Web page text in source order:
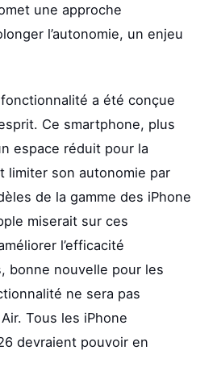
une approche
l’autonomie, un enjeu
fonctionnalité a été conçue
Ce smartphone, plus
espace réduit pour la
limiter son autonomie par
de la gamme des iPhone
miserait sur ces
l’efficacité
bonne nouvelle pour les
ne sera pas
Tous les iPhone
devraient pouvoir en